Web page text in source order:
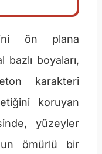
ön plana
bazlı boyaları,
karakteri
koruyan
yüzeyler
ömürlü bir